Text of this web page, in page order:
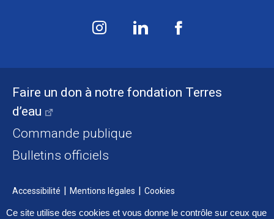
Faire un don à notre fondation Terres
d’eau
Commande publique
Bulletins officiels
Accessibilité Mentions légales Cookies
Ce site utilise des cookies et vous donne le contrôle sur ceux que